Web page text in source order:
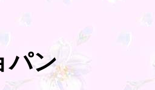
パン